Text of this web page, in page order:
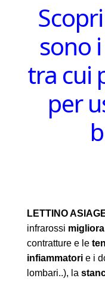
sono
tra cui
per
LETTINO
infrarossi
contratture e le
infiammatori e i
lombari..), la